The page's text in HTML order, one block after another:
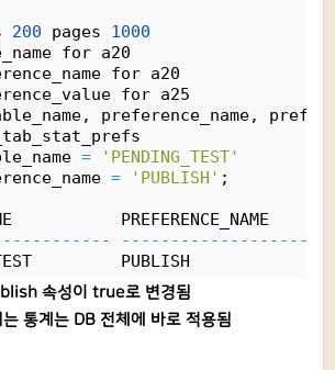
200 pages 1000
for a20
for a20
for a25
preference_name,
=
'PENDING_TEST'
= 'PUBLISH' ;
PREFERENCE_NAME
--------------------
PUBLISH
속성이 true로 변경됨
통계는 DB 전체에 바로 적용됨